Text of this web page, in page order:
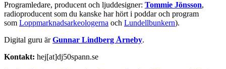
Programledare, producent och ljuddesigner: Tommie Jönsson,
radioproducent som du kanske har hört i poddar och program
som Loppmarknadsarkeologerna och Lundellbunkern).
Digital guru ärGunnar Lindberg Årneby.
Kontakt: hej[at]dj50spann.se